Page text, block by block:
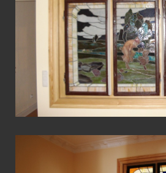
View Fullscreen